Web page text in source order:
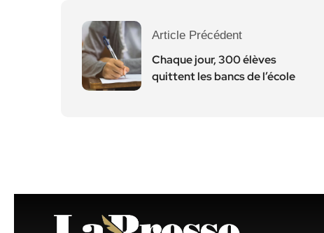
Article Précédent
Chaque jour, 300 élèves
quittent les bancs de l’école